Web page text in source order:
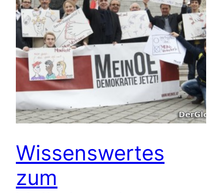
Wissenswertes
zum